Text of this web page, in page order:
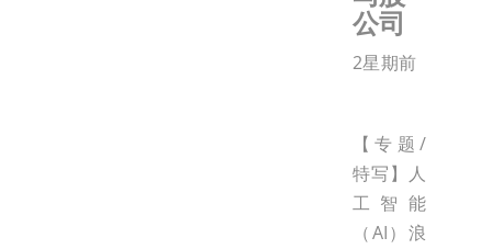
公司
2星期前
【专题/
特写】人
工智能
（AI）浪